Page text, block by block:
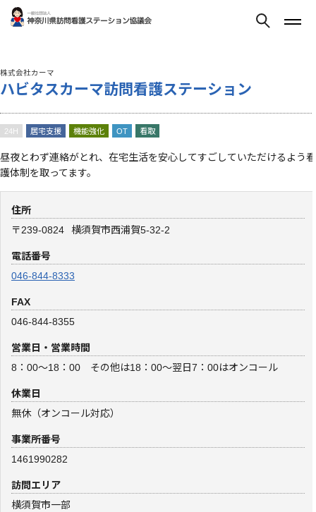
株式会社カーマ
ハビタスカーマ訪問看護ステーション
24H 居宅支援 機能強化 OT 看取
昼夜とわず連絡がとれ、在宅生活を安心してすごしていただけるよう看
護体制を取ってます。
住所
〒239-0824
横須賀市西浦賀5-32-2
電話番号
046-844-8333
FAX
046-844-8355
営業日・営業時間
8：00～18：00 その他は18：00～翌日7：00はオンコール
休業日
無休（オンコール対応）
事業所番号
1461990282
訪問エリア
横須賀市一部